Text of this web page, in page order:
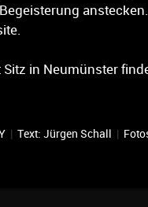
in Neumünster
| Text: Jürgen Schall |